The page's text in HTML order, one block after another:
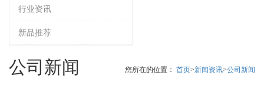
行业资讯
新品推荐
公司新闻 您所在的位置： 首页>新闻资讯>公司新闻